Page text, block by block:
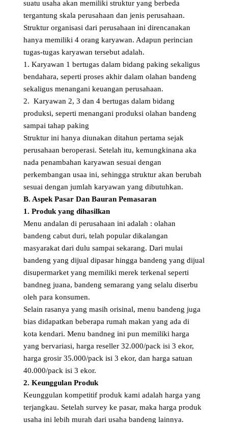
suatu usaha akan memiliki struktur yang berbeda
tergantung skala perusahaan dan jenis perusahaan.
Struktur organisasi dari perusahaan ini direncanakan
hanya memiliki 4 orang karyawan. Adapun perincian
tugas-tugas karyawan tersebut adalah.
1. Karyawan 1 bertugas dalam bidang paking sekaligus
bendahara, seperti proses akhir dalam olahan bandeng
sekaligus menangani keuangan perusahaan.
2. Karyawan 2, 3 dan 4 bertugas dalam bidang
produksi, seperti menangani produksi olahan bandeng
sampai tahap paking
Struktur ini hanya diunakan ditahun pertama sejak
perusahaan beroperasi. Setelah itu, kemungkinana aka
nada penambahan karyawan sesuai dengan
perkembangan usaa ini, sehingga struktur akan berubah
sesuai dengan jumlah karyawan yang dibutuhkan.
B. Aspek Pasar Dan Bauran Pemasaran
1. Produk yang dihasilkan
Menu andalan di perusahaan ini adalah : olahan
bandeng cabut duri, telah popular dikalangan
masyarakat dari dulu sampai sekarang. Dari mulai
bandeng yang dijual dipasar hingga bandeng yang dijual
disupermarket yang memiliki merek terkenal seperti
bandneg juana, bandeng semarang yang selalu diserbu
oleh para konsumen.
Selain rasanya yang masih orisinal, menu bandeng juga
bias didapatkan beberapa rumah makan yang ada di
kota kendari. Menu bandneg ini pun memiliki harga
yang bervariasi, harga reseller 32.000/pack isi 3 ekor,
harga grosir 35.000/pack isi 3 ekor, dan harga satuan
40.000/pack isi 3 ekor.
2. Keunggulan Produk
Keunggulan kompetitif produk kami adalah harga yang
terjangkau. Setelah survey ke pasar, maka harga produk
usaha ini lebih murah dari usaha bandeng lainnya.